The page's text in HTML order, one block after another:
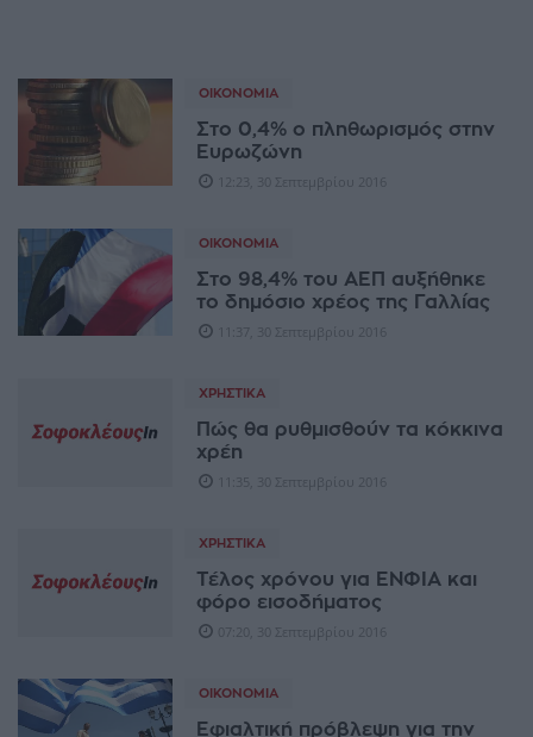
ΟΙΚΟΝΟΜΊΑ
Στο 0,4% ο πληθωρισμός στην
Ευρωζώνη
12:23, 30 Σεπτεμβρίου 2016
ΟΙΚΟΝΟΜΊΑ
Στο 98,4% του ΑΕΠ αυξήθηκε
το δημόσιο χρέος της Γαλλίας
11:37, 30 Σεπτεμβρίου 2016
ΧΡΗΣΤΙΚΆ
Πώς θα ρυθμισθούν τα κόκκινα
χρέη
11:35, 30 Σεπτεμβρίου 2016
ΧΡΗΣΤΙΚΆ
Τέλος χρόνου για ΕΝΦΙΑ και
φόρο εισοδήματος
07:20, 30 Σεπτεμβρίου 2016
ΟΙΚΟΝΟΜΊΑ
Εφιαλτική πρόβλεψη για την